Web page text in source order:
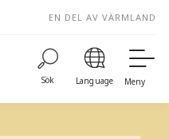
EN DEL AV VÄRMLAND
Sök Language Meny